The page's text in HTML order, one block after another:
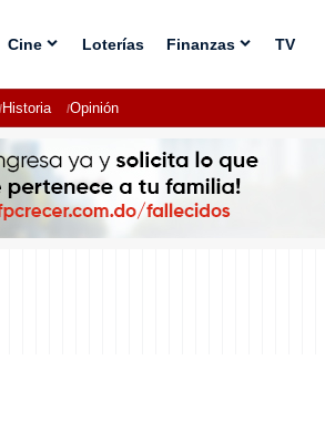
Cine Loterías Finanzas TV
Historia Opinión